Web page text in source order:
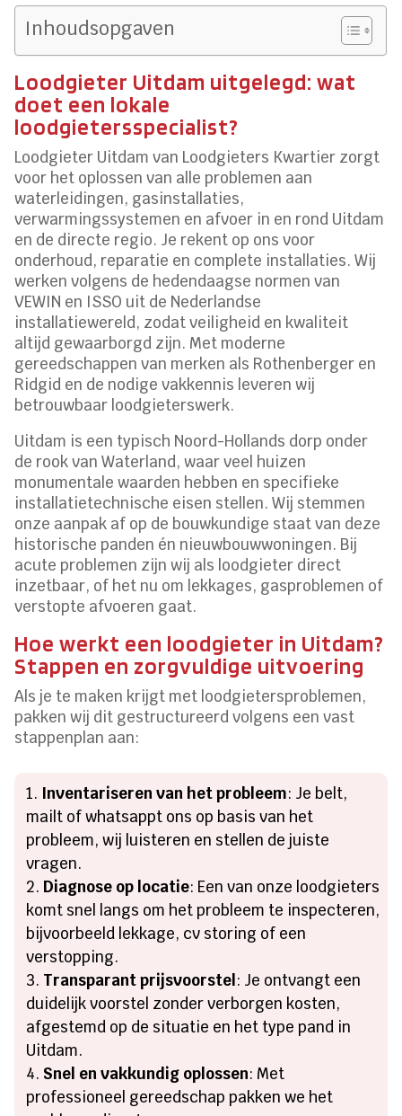
Inhoudsopgaven
Loodgieter Uitdam uitgelegd: wat
doet een lokale
loodgietersspecialist?
Loodgieter Uitdam van Loodgieters Kwartier zorgt
voor het oplossen van alle problemen aan
waterleidingen, gasinstallaties,
verwarmingssystemen en afvoer in en rond Uitdam
en de directe regio. Je rekent op ons voor
onderhoud, reparatie en complete installaties. Wij
werken volgens de hedendaagse normen van
VEWIN en ISSO uit de Nederlandse
installatiewereld, zodat veiligheid en kwaliteit
altijd gewaarborgd zijn. Met moderne
gereedschappen van merken als Rothenberger en
Ridgid en de nodige vakkennis leveren wij
betrouwbaar loodgieterswerk.
Uitdam is een typisch Noord-Hollands dorp onder
de rook van Waterland, waar veel huizen
monumentale waarden hebben en specifieke
installatietechnische eisen stellen. Wij stemmen
onze aanpak af op de bouwkundige staat van deze
historische panden én nieuwbouwwoningen. Bij
acute problemen zijn wij als loodgieter direct
inzetbaar, of het nu om lekkages, gasproblemen of
verstopte afvoeren gaat.
Hoe werkt een loodgieter in Uitdam?
Stappen en zorgvuldige uitvoering
Als je te maken krijgt met loodgietersproblemen,
pakken wij dit gestructureerd volgens een vast
stappenplan aan:
Inventariseren van het probleem: Je belt,
mailt of whatsappt ons op basis van het
probleem, wij luisteren en stellen de juiste
vragen.
Diagnose op locatie: Een van onze loodgieters
komt snel langs om het probleem te inspecteren,
bijvoorbeeld lekkage, cv storing of een
verstopping.
Transparant prijsvoorstel: Je ontvangt een
duidelijk voorstel zonder verborgen kosten,
afgestemd op de situatie en het type pand in
Uitdam.
Snel en vakkundig oplossen: Met
professioneel gereedschap pakken we het